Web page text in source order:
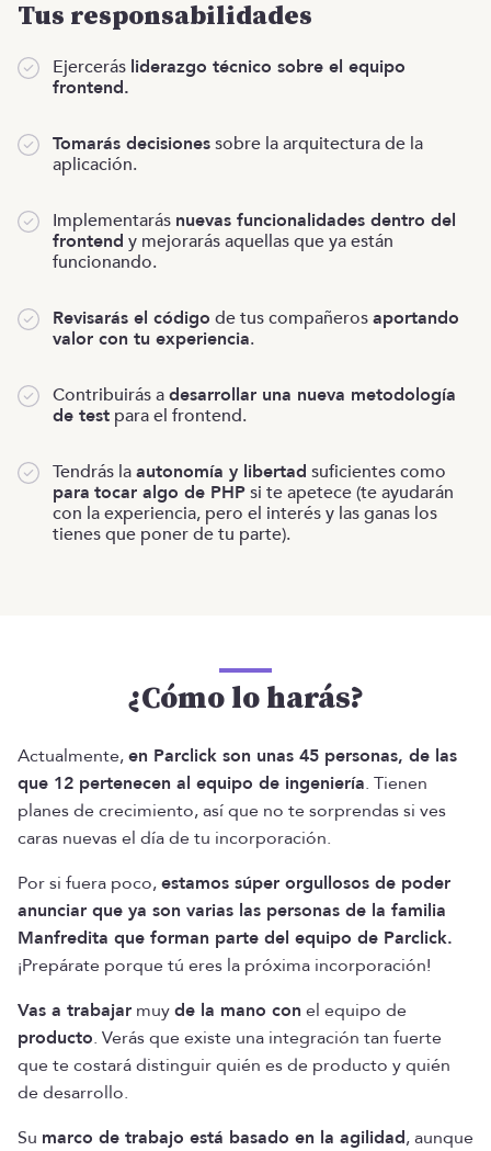
Tus responsabilidades
Ejercerás liderazgo técnico sobre el equipo
frontend.
Tomarás decisionessobre la arquitectura de la
aplicación.
Implementarás nuevas funcionalidades dentro del
frontend y mejorarás aquellas que ya están
funcionando.
Revisarás el código de tus compañerosaportando
valor con tu experiencia.
Contribuirás adesarrollar una nueva metodología
de test para el frontend.
Tendrás laautonomía y libertad suficientes como
para tocar algo de PHPsi te apetece (te ayudarán
con la experiencia, pero el interés y las ganas los
tienes que poner de tu parte).
¿Cómo lo harás?
Actualmente,en Parclick son unas 45 personas, de las
que 12 pertenecen al equipo de ingeniería. Tienen
planes de crecimiento, así que no te sorprendas si ves
caras nuevas el día de tu incorporación.
Por si fuera poco,estamos súper orgullosos de poder
anunciar que ya son varias las personas de la familia
Manfredita que forman parte del equipo de Parclick.
¡Prepárate porque tú eres la próxima incorporación!
Vas a trabajar muyde la mano con el equipo de
producto. Verás que existe una integración tan fuerte
que te costará distinguir quién es de producto y quién
de desarrollo.
Su marco de trabajo está basado en la agilidad, aunque